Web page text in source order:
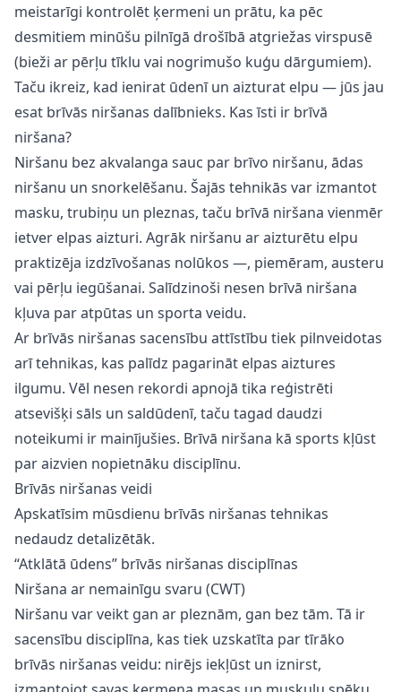
meistarīgi kontrolēt ķermeni un prātu, ka pēc
desmitiem minūšu pilnīgā drošībā atgriežas virspusē
(bieži ar pērļu tīklu vai nogrimušo kuģu dārgumiem).
Taču ikreiz, kad ienirat ūdenī un aizturat elpu — jūs jau
esat brīvās niršanas dalībnieks. Kas īsti ir brīvā
niršana?
Niršanu bez akvalanga sauc par brīvo niršanu, ādas
niršanu un snorkelēšanu. Šajās tehnikās var izmantot
masku, trubiņu un pleznas, taču brīvā niršana vienmēr
ietver elpas aizturi. Agrāk niršanu ar aizturētu elpu
praktizēja izdzīvošanas nolūkos —, piemēram, austeru
vai pērļu iegūšanai. Salīdzinoši nesen brīvā niršana
kļuva par atpūtas un sporta veidu.
Ar brīvās niršanas sacensību attīstību tiek pilnveidotas
arī tehnikas, kas palīdz pagarināt elpas aiztures
ilgumu. Vēl nesen rekordi apnojā tika reģistrēti
atsevišķi sāls un saldūdenī, taču tagad daudzi
noteikumi ir mainījušies. Brīvā niršana kā sports kļūst
par aizvien nopietnāku disciplīnu.
Brīvās niršanas veidi
Apskatīsim mūsdienu brīvās niršanas tehnikas
nedaudz detalizētāk.
“Atklātā ūdens” brīvās niršanas disciplīnas
Niršana ar nemainīgu svaru (CWT)
Niršanu var veikt gan ar pleznām, gan bez tām. Tā ir
sacensību disciplīna, kas tiek uzskatīta par tīrāko
brīvās niršanas veidu: nirējs iekļūst un iznirst,